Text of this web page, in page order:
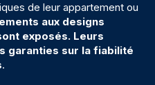
de leur appartement ou
aux designs
exposés. Leurs
garanties sur la fiabilité
.